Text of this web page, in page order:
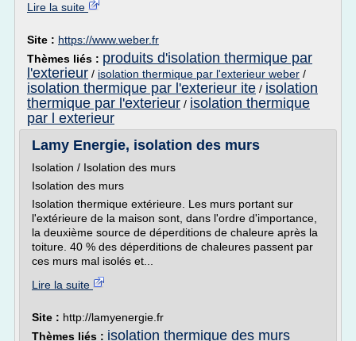
Lire la suite
Site : https://www.weber.fr
Thèmes liés : produits d'isolation thermique par
l'exterieur / isolation thermique par l'exterieur weber /
isolation thermique par l'exterieur ite / isolation
thermique par l'exterieur / isolation thermique
par l exterieur
Lamy Energie, isolation des murs
Isolation / Isolation des murs
Isolation des murs
Isolation thermique extérieure. Les murs portant sur
l'extérieure de la maison sont, dans l'ordre d'importance,
la deuxième source de déperditions de chaleure après la
toiture. 40 % des déperditions de chaleures passent par
ces murs mal isolés et...
Lire la suite
Site : http://lamyenergie.fr
Thèmes liés : isolation thermique des murs